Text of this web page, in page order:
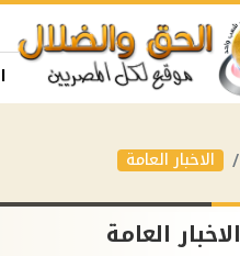
الاخبار العامة
الاخبار العامة